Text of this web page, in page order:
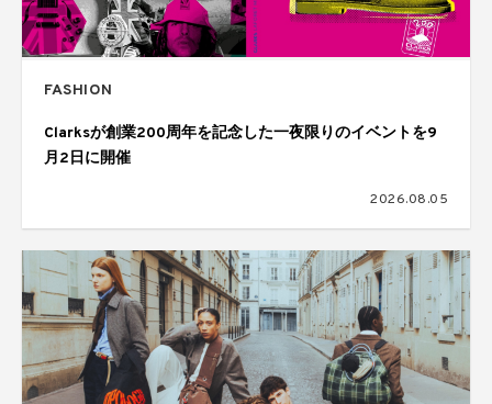
FASHION
Clarksが創業200周年を記念した一夜限りのイベントを9
月2日に開催
2026.08.05